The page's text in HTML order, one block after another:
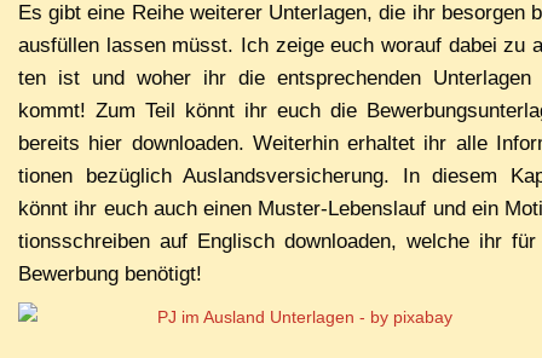
Es gibt ei­ne Rei­he wei­te­rer Un­ter­la­gen, die ihr be­sor­gen
aus­fül­len las­sen müsst. Ich zei­ge euch wor­auf da­bei zu
ten ist und wo­her ihr die ent­spre­chen­den
kommt! Zum Teil könnt ihr euch die
be­reits hier down­loa­den. Wei­ter­hin er­hal­tet ihr al­le
tio­nen be­züg­lich Aus­lands­ver­si­che­rung. In die­sem
könnt ihr euch auch ei­nen Mus­ter-Le­bens­lauf und ein
ti­ons­schrei­ben auf Eng­lisch down­loa­den, wel­che ihr
Be­wer­bung benötigt!